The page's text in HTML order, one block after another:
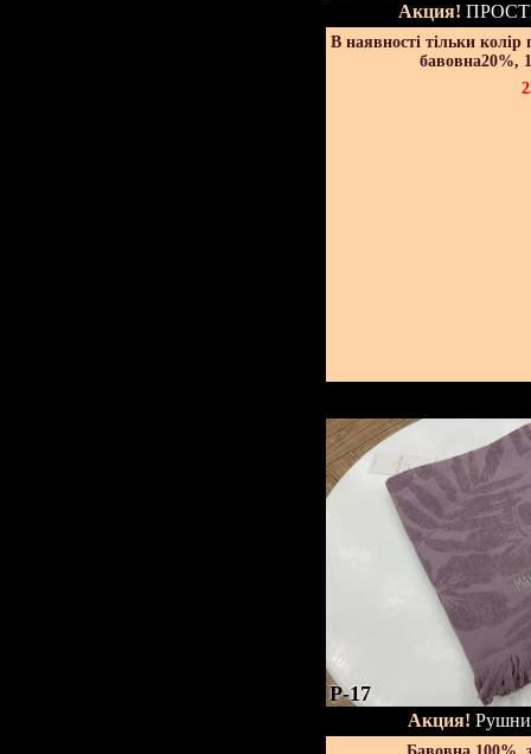
Акция!
В наявності тільки
бавовна20%,
P-17
Акция!